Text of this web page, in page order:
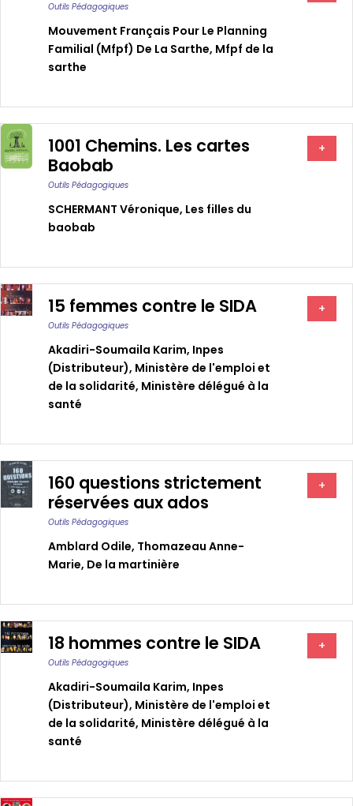
Outils Pédagogiques
Mouvement Français Pour Le Planning
Familial (mfpf) De La Sarthe, Mfpf de la
sarthe
1001 Chemins. Les cartes
Baobab
Outils Pédagogiques
SCHERMANT Véronique, Les filles du
baobab
+
15 femmes contre le SIDA
Outils Pédagogiques
Akadiri-Soumaila Karim, Inpes
(distributeur), Ministère de l'emploi et
de la solidarité, Ministère délégué à la
santé
+
160 questions strictement
réservées aux ados
Outils Pédagogiques
Amblard Odile, Thomazeau Anne-
Marie, De la martinière
+
18 hommes contre le SIDA
Outils Pédagogiques
Akadiri-Soumaila Karim, Inpes
(distributeur), Ministère de l'emploi et
de la solidarité, Ministère délégué à la
santé
+